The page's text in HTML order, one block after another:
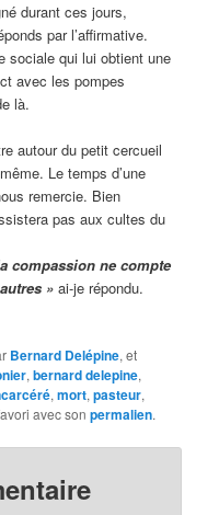
durant ces jours,
par l’affirmative.
sociale qui lui obtient une
avec les pompes
là.
autour du petit cercueil
Le temps d’une
remercie. Bien
pas aux cultes du
compassion ne compte
» ai-je répondu.
Bernard Delépine, et
,bernard delepine,
,mort,pasteur,
avec sonpermalien.